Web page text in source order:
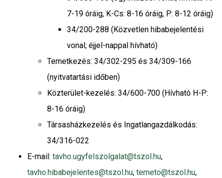
7-19 óráig, K-Cs: 8-16 óráig, P: 8-12 óráig)
34/200-288 (Közvetlen hibabejelentési
vonal; éjjel-nappal hívható)
Temetkezés: 34/302-295 és 34/309-166
(nyitvatartási időben)
Közterület-kezelés: 34/600-700 (Hívható H-P:
8-16 óráig)
Társasházkezelés és Ingatlangazdálkodás:
34/316-022
E-mail: tavho.ugyfelszolgalat@tszol.hu,
tavho.hibabejelentes@tszol.hu, temeto@tszol.hu,